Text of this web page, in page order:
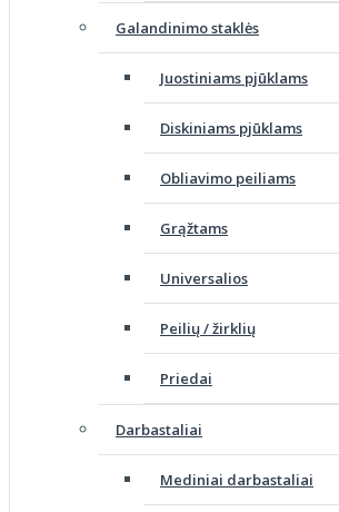
Galandinimo staklės
Juostiniams pjūklams
Diskiniams pjūklams
Obliavimo peiliams
Grąžtams
Universalios
Peilių / žirklių
Priedai
Darbastaliai
Mediniai darbastaliai